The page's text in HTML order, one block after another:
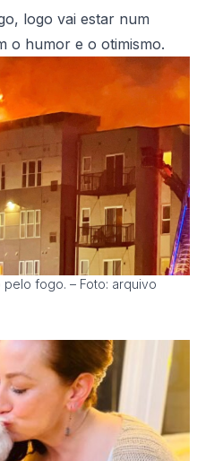
logo vai estar num
o humor e o otimismo.
fogo. – Foto: arquivo